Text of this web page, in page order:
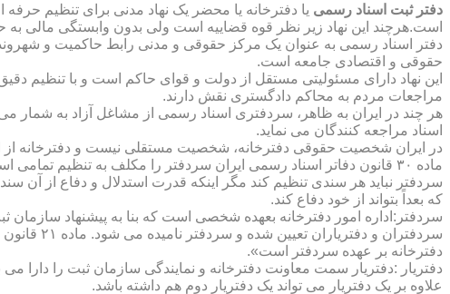
دفتر ثبت اسناد رسمی یا دفترخانه یا محضر یک نهاد مدنی برای تنظیم
است.هرچند این نهاد زیر نظر قوه قضاییه است ولی بدون وابستگی مالی
دفتر اسناد رسمی به عنوان یک مرکز حقوقی و مدنی رابط حاکمیت و
حقوقی و اقتصادی جامعه است.
این نهاد دارای مسئولیتی مستقل از دولت و قوای حاکم است و با تنظیم
مراجعات مردم به محاکم دادگستری نقش دارند.
هر چند در ایران به ظاهر، سردفتری اسناد رسمی از مشاغل آزاد به شمار
اسناد مراجعه کنندگان می نماید.
در ایران شخصیت حقوقی دفترخانه، شخصیت مستقلی نیست و دفترخانه از
ماده ۳۰ قانون دفاتر اسناد رسمی ایران سردفتر را مکلف به تنظیم
سردفتر نباید هر سندی تنظیم کند مگر اینکه قدرت استدلال و دفاع از آن
که بعداً بتواند از خود دفاع کند.
سردفتر:اداره امور دفترخانه بعهده شخصی است که بنا به پیشنهاد
سردفتران و
دفترخانه بر عهده سردفتر است».
علاوه بر یک دفتریار می تواند یک دفتریار دوم هم داشته باشد.